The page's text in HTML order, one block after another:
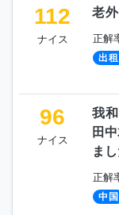
112
ナイス
老外
正解
出
96
ナイス
我
田
ま
正解
中国